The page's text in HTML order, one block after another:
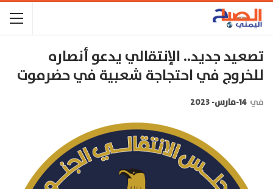
تصعيد جديد.. الإنتقالي يدعو أنصاره
للخروج في احتجاجة شعبية في حضرموت
في 14-مارس- 2023